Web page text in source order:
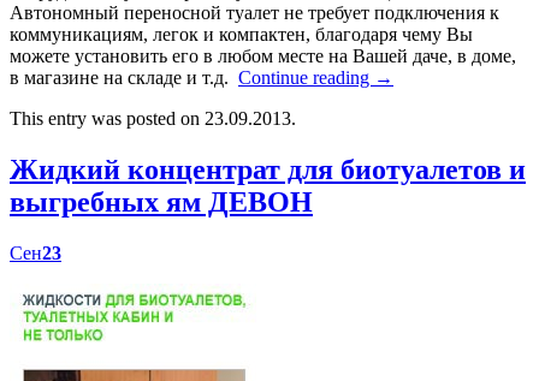
Автономный переносной туалет не требует подключения к
коммуникациям, легок и компактен, благодаря чему Вы
можете установить его в любом месте на Вашей даче, в доме,
в магазине на складе и т.д. Continue reading →
This entry was posted on 23.09.2013.
Жидкий концентрат для биотуалетов и
выгребных ям ДЕВОН
Сен23